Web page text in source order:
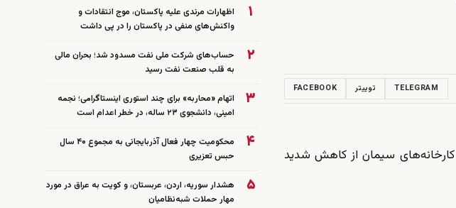
TELEGRAM توییتر FACEBOOK
سیمان از کاهش شدید
۱
اظهارات مرندی علیه پاکستان، موج انتقادات و
واکنش‌های منفی در پاکستان را در پی داشت
۲
حساب‌های شرکت ملی نفت مسدود شد؛ بحران مالی
به قلب صنعت نفت رسید
۳
اتهام «محاربه» برای چند استوری اینستاگرامی؛ نجمه
امینی، دانشجوی ۲۳ ساله، در خطر اعدام است
۴
محکومیت چهار فعال آذربایجانی به مجموع ۴۰ سال
حبس تعزیری
۵
هشدار سوریه، اردن، عربستان، و کویت به عراق در مورد
مهار حملات شبه‌نظامیان